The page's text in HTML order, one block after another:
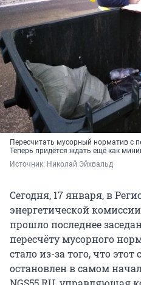
Пересчитать мусорный норматив с
Теперь придётся ждать ещё как
Источник: Николай Эйхвальд
Сегодня, 17 января, в
энергетической
прошло последнее
пересчёту мусорного
стало из-за того, что
остановлен в самом